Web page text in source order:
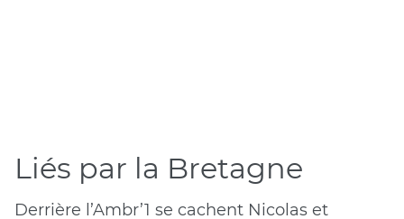
Liés par la Bretagne
Derrière l’Ambr’1 se cachent Nicolas et